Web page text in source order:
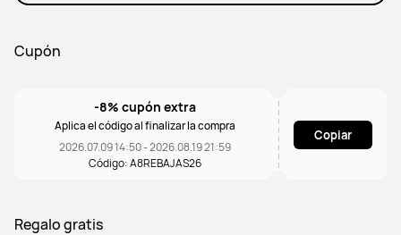
Cupón
-8% cupón extra
Aplica el código al finalizar la compra
2026.07.09 14:50 - 2026.08.19 21:59
Código: A8REBAJAS26
Copiar
Regalo gratis